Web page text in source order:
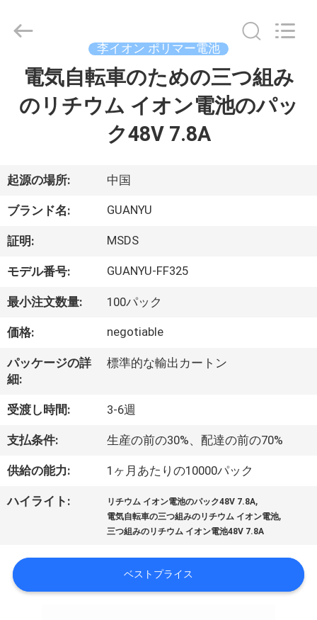
私
達
に
つ
て
旅
行
質
管
guanyu
Reserved.
Developed
李イオン ポリマー電池
電気自転車のための三つ組み
のリチウム イオン電池のパッ
ク48V 7.8A
起源の場所: 中国
ブランド名: GUANYU
証明: MSDS
モデル番号: GUANYU-FF325
最小注文数量: 100パック
価格: negotiable
パッケージの詳
細:
標準的な輸出カートン
受渡し時間: 3-6週
支払条件: 生産の前の30%、配達の前の70%
供給の能力: 1ヶ月あたりの10000パック
ハイライト: リチウム イオン電池のパック48V 7.8A,
電気自転車の三つ組みのリチウム イオン電池,
三つ組みのリチウム イオン電池48V 7.8A
ベストプライス